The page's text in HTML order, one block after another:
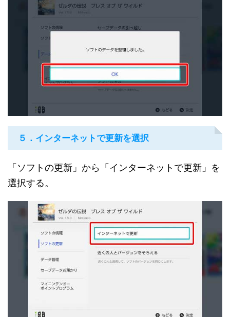
５．インターネットで更新を選択
「ソフトの更新」から「インターネットで更新」を
選択する。